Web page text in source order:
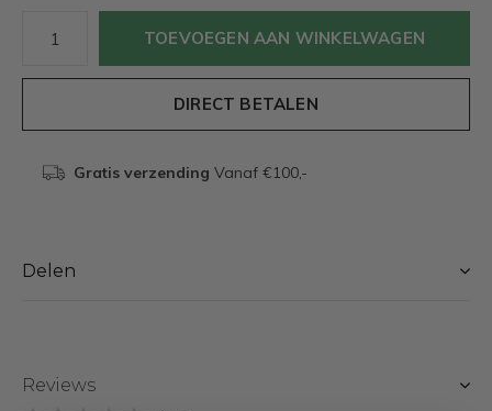
TOEVOEGEN AAN WINKELWAGEN
DIRECT BETALEN
Gratis verzending Vanaf €100,-
Delen
Reviews